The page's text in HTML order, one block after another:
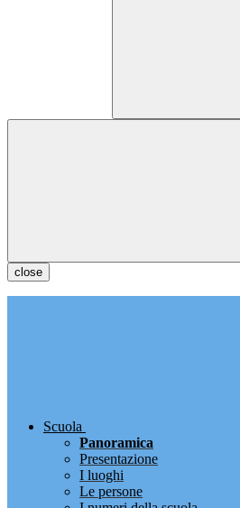
close
Scuola
Panoramica
Presentazione
I luoghi
Le persone